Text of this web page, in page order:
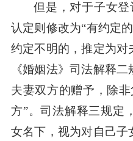
但是，对于子女
认定则修改为“有约定
约定不明的，推定为对
《婚姻法》司法解释
夫妻双方的赠予，除
方”。司法解释三规定
女名下，视为对自己子